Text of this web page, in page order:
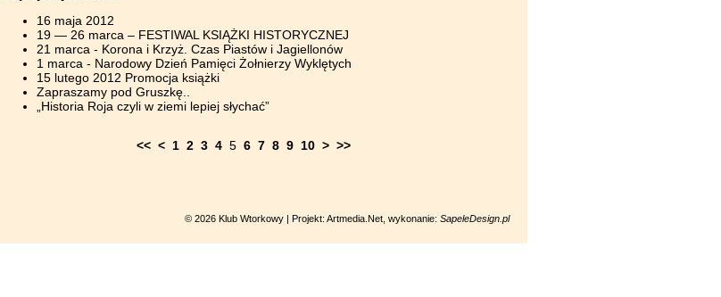
16 maja 2012
19 — 26 marca – FESTIWAL KSIĄŻKI HISTORYCZNEJ
21 marca - Korona i Krzyż. Czas Piastów i Jagiellonów
1 marca - Narodowy Dzień Pamięci Żołnierzy Wyklętych
15 lutego 2012 Promocja książki
Zapraszamy pod Gruszkę..
„Historia Roja czyli w ziemi lepiej słychać”
<< < 1 2 3 4 5 6 7 8 9 10 > >>
© 2026 Klub Wtorkowy | Projekt: Artmedia.Net, wykonanie: SapeleDesign.pl